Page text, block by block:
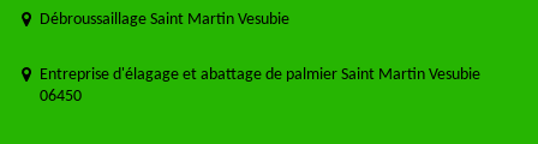
Débroussaillage Saint Martin Vesubie
Entreprise d'élagage et abattage de palmier Saint Martin Vesubie
06450